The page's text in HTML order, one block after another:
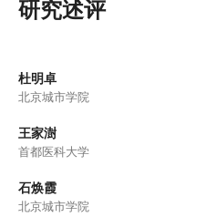
研究述评
杜明卓
北京城市学院
王家澍
首都医科大学
石焕霞
北京城市学院